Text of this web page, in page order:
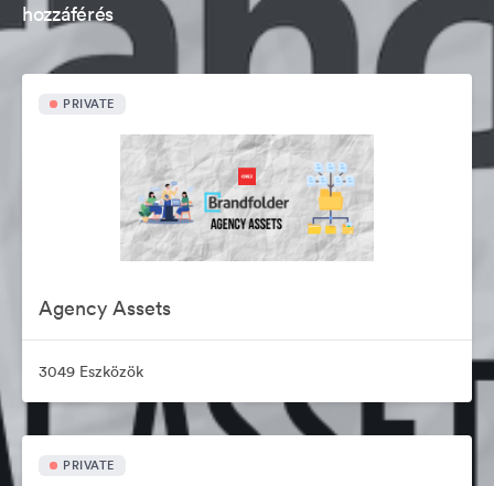
hozzáférés
PRIVATE
Agency Assets
3049 Eszközök
PRIVATE